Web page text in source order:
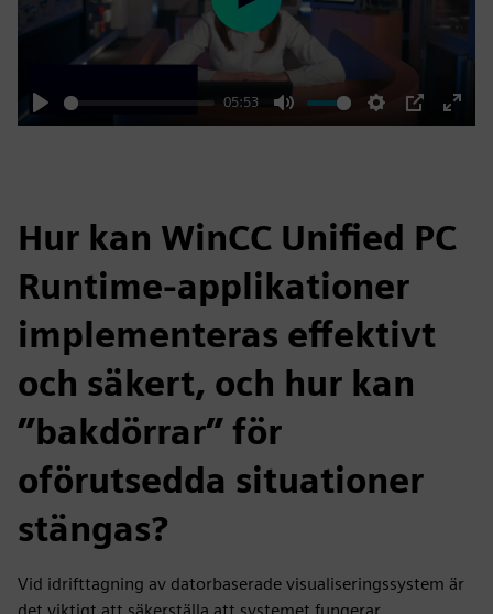
Play
05:53
Mute Settings
PIP
Enter
Play
Hur kan WinCC Unified PC
Runtime-applikationer
implementeras effektivt
och säkert, och hur kan
”bakdörrar” för
oförutsedda situationer
stängas?
Vid idrifttagning av datorbaserade visualiseringssystem är